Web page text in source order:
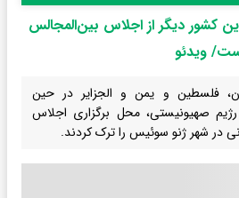
کشور دیگر از اجلاس بین‌المجالس
ویدئو
فلسطین و یمن و الجزایر در حین
صهیونیستی، محل برگزاری اجلاس
در شهر ژنو سوئیس را ترک کردند.